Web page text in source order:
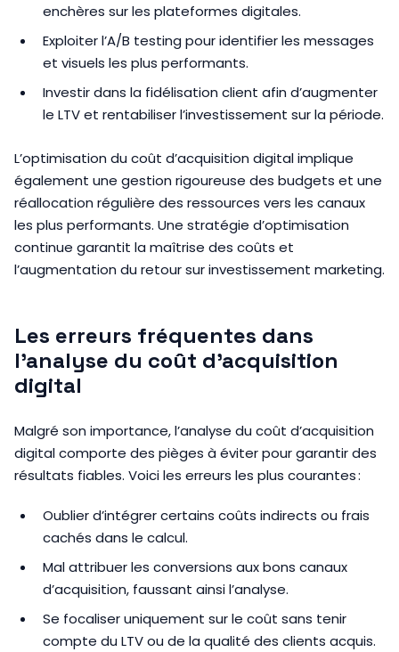
enchères sur les plateformes digitales.
Exploiter l’A/B testing pour identifier les messages
et visuels les plus performants.
Investir dans la fidélisation client afin d’augmenter
le LTV et rentabiliser l’investissement sur la période.
L’optimisation du coût d’acquisition digital implique
également une gestion rigoureuse des budgets et une
réallocation régulière des ressources vers les canaux
les plus performants. Une stratégie d’optimisation
continue garantit la maîtrise des coûts et
l’augmentation du retour sur investissement marketing.
Les erreurs fréquentes dans
l’analyse du coût d’acquisition
digital
Malgré son importance, l’analyse du coût d’acquisition
digital comporte des pièges à éviter pour garantir des
résultats fiables. Voici les erreurs les plus courantes :
Oublier d’intégrer certains coûts indirects ou frais
cachés dans le calcul.
Mal attribuer les conversions aux bons canaux
d’acquisition, faussant ainsi l’analyse.
Se focaliser uniquement sur le coût sans tenir
compte du LTV ou de la qualité des clients acquis.